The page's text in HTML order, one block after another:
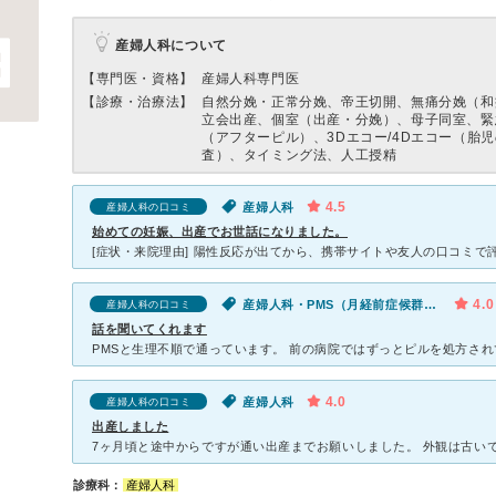
産婦人科について
【専門医・資格】
産婦人科専門医
【診療・治療法】
自然分娩・正常分娩、帝王切開、無痛分娩（
立会出産、個室（出産・分娩）、母子同室、
（アフターピル）、3Dエコー/4Dエコー（胎
査）、タイミング法、人工授精
産婦人科の口コミ 産婦人科 4.5
始めての妊娠、出産でお世話になりました。
産婦人科の口コミ 産婦人科・PMS（月経前症候群）・生理不順（女性） 4.0
話を聞いてくれます
産婦人科の口コミ 産婦人科 4.0
出産しました
診療科： 産婦人科